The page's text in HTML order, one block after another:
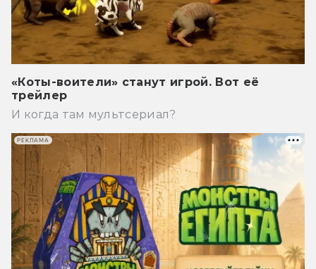
«Коты-воители» станут игрой. Вот её
трейлер
И когда там мультсериал?
РЕКЛАМА